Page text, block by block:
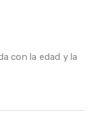
con la edad y la